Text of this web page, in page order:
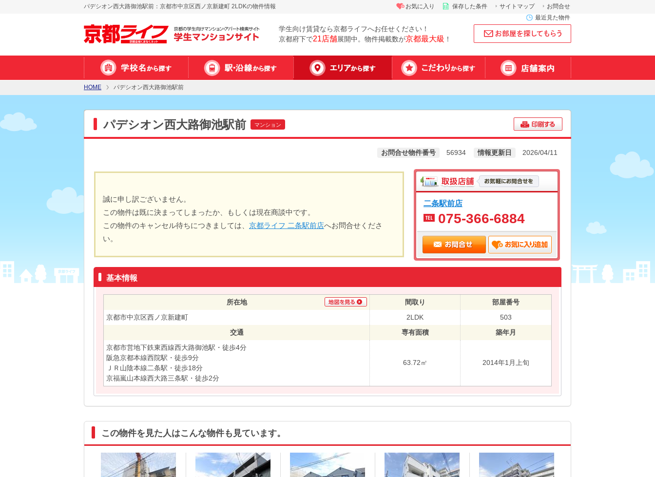
パデシオン西大路御池駅前：京都市中京区西ノ京新建町 2LDKの物件情報
学生向け賃貸なら京都ライフへお任せください！
京都府下で21店舗展開中。物件掲載数が京都最大級 ！
お問合せ
サイトマップ
保存した条件
お気に入り
最近見た物件
HOME パデシオン西大路御池駅前
パデシオン西大路御池駅前 マンション
お問合せ物件番号 56934 情報更新日 2026/04/11
誠に申し訳ございません。
この物件は既に決まってしまったか、もしくは現在商談中です。
この物件のキャンセル待ちにつきましては、 京都ライフ 二条駅前店へお問合せくださ
い。
二条駅前店
075-366-6884
基本情報
所在地 間取り
部屋番号
京都市中京区西ノ京新建町
2LDK
503
交通
専有面積
築年月
京都市営地下鉄東西線西大路御池駅・徒歩4分
阪急京都本線西院駅・徒歩9分
ＪＲ山陰本線二条駅・徒歩18分
京福嵐山本線西大路三条駅・徒歩2分
63.72㎡ 2014年1月上旬
この物件を見た人はこんな物件も見ています。